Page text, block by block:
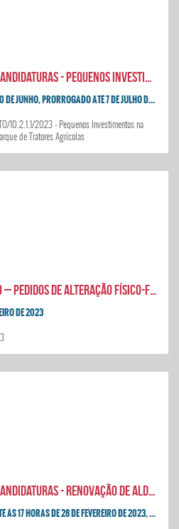
Anúncio de abertura de candidaturas - Pequenos Investimentos na Exploração Agrícola - Tratores Agrícolas
PRORROGADO ATÉ 7 DE JULHO DE 2023 ÀS 16:59:59
10.2.1.1/2023 - Pequenos Investimentos na
de Tratores Agrícolas
CANDIDATURAS AO PDR2020 – PEDIDOS DE ALTERAÇÃO FÍSICO-FINANCEIROS - AUMENTO DE CUSTOS
DE 2023
Anúncio de abertura de candidaturas - Renovação de Aldeias
DE FEVEREIRO DE 2023, PRORROGADO ATÉ ÀS 17H DE 28 DE ABRIL